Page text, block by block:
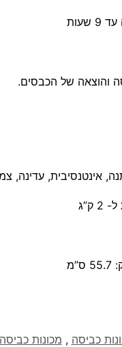
והוצאה של הכבסים.
כביסה , מכונות